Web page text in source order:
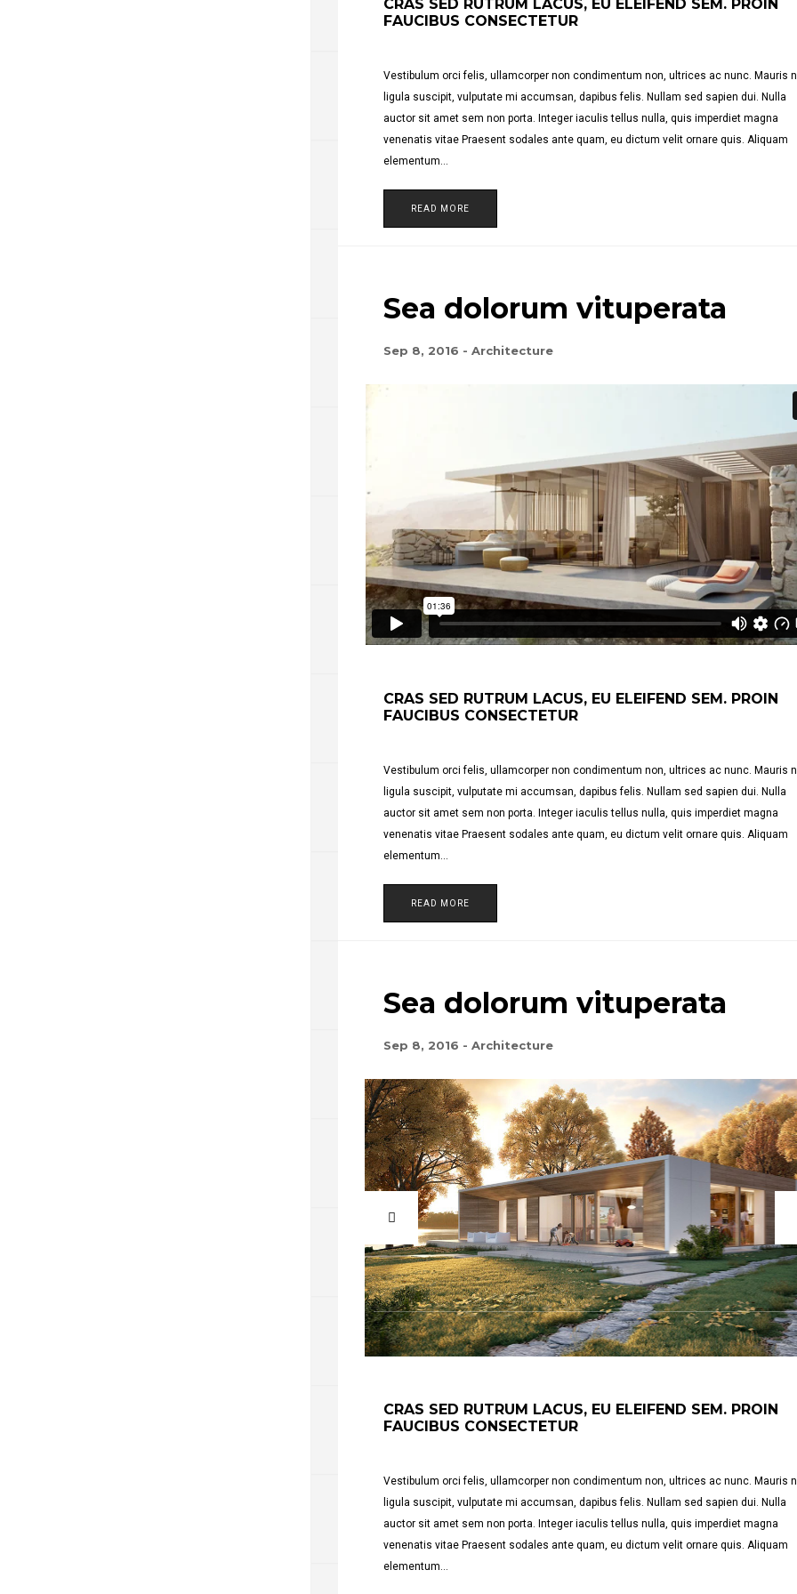
CRAS SED RUTRUM LACUS, EU ELEIFEND SEM. PROIN
FAUCIBUS CONSECTETUR
Vestibulum orci felis, ullamcorper non condimentum non, ultrices ac nunc. Mauris
ligula suscipit, vulputate mi accumsan, dapibus felis. Nullam sed sapien dui. Nulla
auctor sit amet sem non porta. Integer iaculis tellus nulla, quis imperdiet magna
venenatis vitae Praesent sodales ante quam, eu dictum velit ornare quis. Aliquam
elementum…
READ MORE
Sea dolorum vituperata
Sep 8, 2016 - Architecture
CRAS SED RUTRUM LACUS, EU ELEIFEND SEM. PROIN
FAUCIBUS CONSECTETUR
Vestibulum orci felis, ullamcorper non condimentum non, ultrices ac nunc. Mauris
ligula suscipit, vulputate mi accumsan, dapibus felis. Nullam sed sapien dui. Nulla
auctor sit amet sem non porta. Integer iaculis tellus nulla, quis imperdiet magna
venenatis vitae Praesent sodales ante quam, eu dictum velit ornare quis. Aliquam
elementum…
READ MORE
Sea dolorum vituperata
Sep 8, 2016 - Architecture
CRAS SED RUTRUM LACUS, EU ELEIFEND SEM. PROIN
FAUCIBUS CONSECTETUR
Vestibulum orci felis, ullamcorper non condimentum non, ultrices ac nunc. Mauris
ligula suscipit, vulputate mi accumsan, dapibus felis. Nullam sed sapien dui. Nulla
auctor sit amet sem non porta. Integer iaculis tellus nulla, quis imperdiet magna
venenatis vitae Praesent sodales ante quam, eu dictum velit ornare quis. Aliquam
elementum…